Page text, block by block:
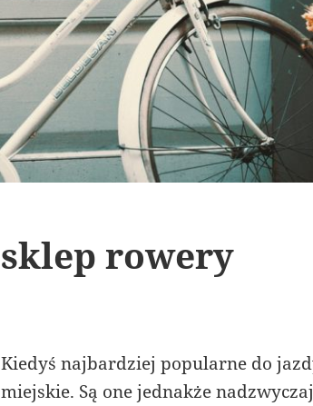
sklep rowery
Kiedyś najbardziej popularne do
miejskie. Są one jednakże